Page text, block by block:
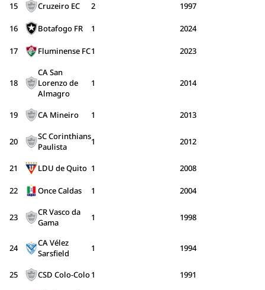
15 Cruzeiro EC 2 1997
16 Botafogo FR 1 2024
17 Fluminense FC1 2023
18
CA San
Lorenzo de
Almagro
1 2014
19 CA Mineiro 1 2013
20
SC Corinthians
Paulista
1 2012
21 LDU de Quito 1 2008
22 Once Caldas 1 2004
23
CR Vasco da
Gama
1 1998
24
CA Vélez
Sarsfield
1 1994
25 CSD Colo-Colo1 1991